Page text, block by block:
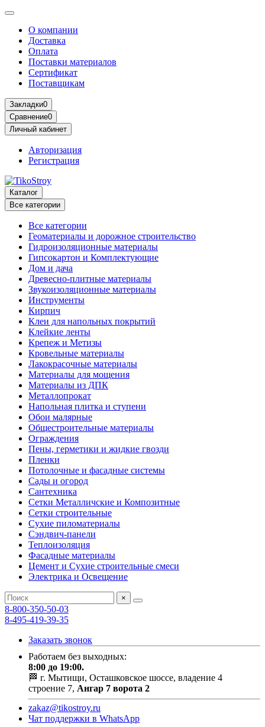
О компании
Доставка
Оплата
Поставки материалов
Сертификат
Поставщикам
Закладки0
Сравнение0
Личный кабинет
Авторизация
Регистрация
Каталог
Все категории
Все категории
Геоматериалы и дорожное строительство
Гидроизоляционные материалы
Гипсокартон и Комплектующие
Дом и дача
Древесно-плитные материалы
Звукоизоляционные материалы
Инструменты
Кирпич
Клеи для напольных покрытий
Клейкие ленты
Крепеж и Метизы
Кровельные материалы
Лакокрасочные материалы
Материалы для мощения
Материалы из ДПК
Металлопрокат
Напольная плитка и ступени
Обои малярные
Общестроительные материалы
Ограждения
Пены, герметики и жидкие гвозди
Пленки
Потолочные и фасадные системы
Сады и огород
Сантехника
Сетки Металличские и Композитные
Сетки строительные
Сухие пиломатериалы
Сэндвич-панели
Теплоизоляция
Фасадные материалы
Цемент и Сухие строительные смеси
Электрика и Освещение
×
8-800-350-50-03
8-495-419-39-35
Заказать звонок
Работаем без выходных:
8:00 до 19:00.
🏁 г. Мытищи, Осташковское шоссе, владение 4
строение 7, Ангар 7 ворота 2
zakaz@tikostroy.ru
Чат поддержки в WhatsApp